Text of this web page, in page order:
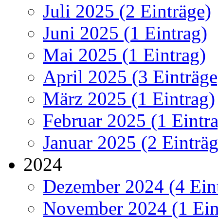
Juli 2025 (2 Einträge)
Juni 2025 (1 Eintrag)
Mai 2025 (1 Eintrag)
April 2025 (3
März 2025 (1 Eintrag)
Februar 2025 (1
Januar 2025 (2
2024
Dezember 2024 (4
November 2024 (1